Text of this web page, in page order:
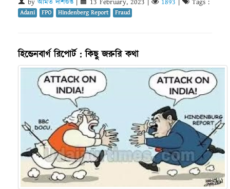
byঅমিত দাশগুপ্ত 13 February, 2023 1893 Tags :
Adani FPO Hindenberg Report Fraud
হিন্ডেনবার্গ রিপোর্ট : কিছু জরুরি কথা